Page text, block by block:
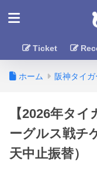
Ticket
ホーム 阪神タイガ
【2026年タ
ーグルス戦チ
天中止振替）